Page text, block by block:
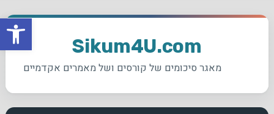
פתח
Skip
Sikum4U.com
מאגר סיכומים של קורסים ושל מאמרים אקדמיים